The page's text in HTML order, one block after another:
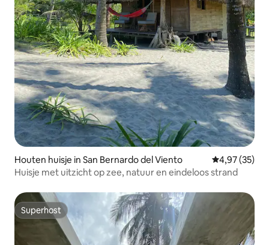
Houten huisje in San Bernardo del Viento Gemiddelde
4,97 (35)
Huisje met uitzicht op zee, natuur en eindeloos strand
Superhost
Superhost